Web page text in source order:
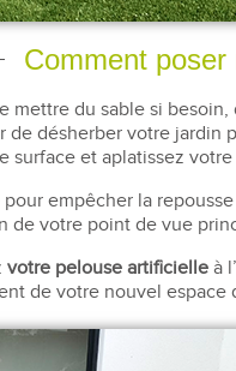
Comment
mettre du sable si
désherber votre jardin
surface et aplatissez
empêcher la
votre point de vue
votre pelouse artificielle à
de votre nouvel espace